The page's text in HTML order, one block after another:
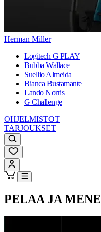
Herman Miller
Logitech G PLAY
Bubba Wallace
Suellio Almeida
Bianca Bustamante
Lando Norris
G Challenge
OHJELMISTOT
TARJOUKSET
PELAA JA